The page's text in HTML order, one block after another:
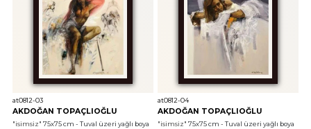
at0812-03
AKDOĞAN TOPAÇLIOĞLU
"isimsiz" 75x75 cm - Tuval üzeri yağlı boya
at0812-04
AKDOĞAN TOPAÇLIOĞLU
"isimsiz" 75x75 cm - Tuval üzeri yağlı boya